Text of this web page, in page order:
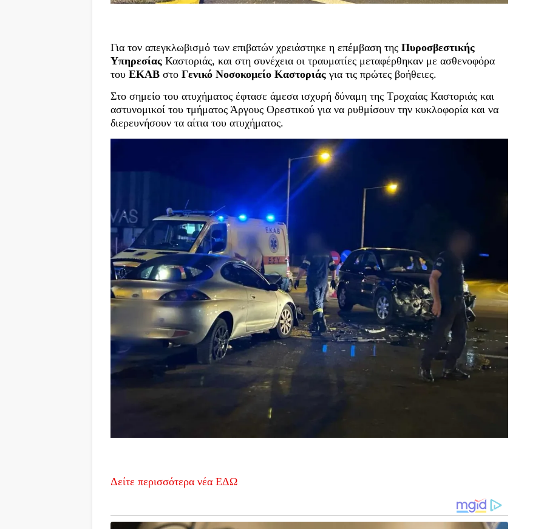
Για τον απεγκλωβισμό των επιβατών χρειάστηκε η επέμβαση της Πυροσβεστικής
Υπηρεσίας Καστοριάς, και στη συνέχεια οι τραυματίες μεταφέρθηκαν με ασθενοφόρα
του ΕΚΑΒ στο Γενικό Νοσοκομείο Καστοριάς για τις πρώτες βοήθειες.
Στο σημείο του ατυχήματος έφτασε άμεσα ισχυρή δύναμη της Τροχαίας Καστοριάς και
αστυνομικοί του τμήματος Άργους Ορεστικού για να ρυθμίσουν την κυκλοφορία και να
διερευνήσουν τα αίτια του ατυχήματος.
Δείτε περισσότερα νέα ΕΔΩ